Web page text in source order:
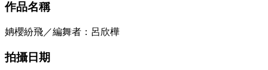
作品名稱
姌櫻紛飛／編舞者：呂欣樺
拍攝日期